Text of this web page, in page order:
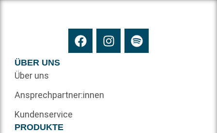
ÜBER UNS
Über uns
Ansprechpartner:innen
Kundenservice
PRODUKTE